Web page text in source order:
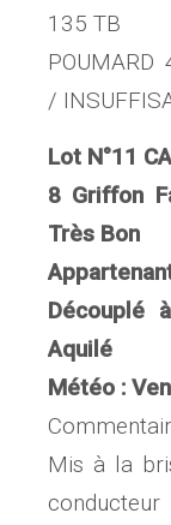
135 TB
/
Lot N°11
8 Griffon
Très Bon
Découplé
Aquilé
Météo :
Mis à la